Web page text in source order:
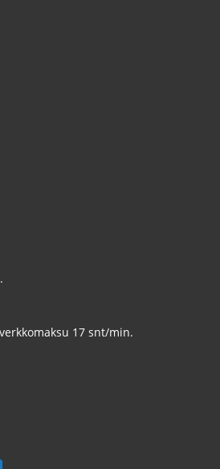
17 snt/min.